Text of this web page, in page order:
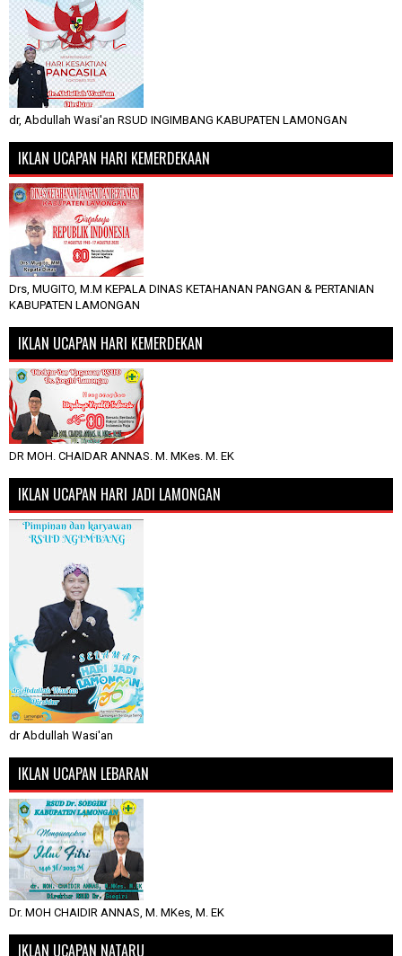
dr, Abdullah Wasi'an RSUD INGIMBANG KABUPATEN LAMONGAN
IKLAN UCAPAN HARI KEMERDEKAAN
Drs, MUGITO, M.M KEPALA DINAS KETAHANAN PANGAN & PERTANIAN
KABUPATEN LAMONGAN
IKLAN UCAPAN HARI KEMERDEKAN
DR MOH. CHAIDAR ANNAS. M. MKes. M. EK
IKLAN UCAPAN HARI JADI LAMONGAN
dr Abdullah Wasi'an
IKLAN UCAPAN LEBARAN
Dr. MOH CHAIDIR ANNAS, M. MKes, M. EK
IKLAN UCAPAN NATARU